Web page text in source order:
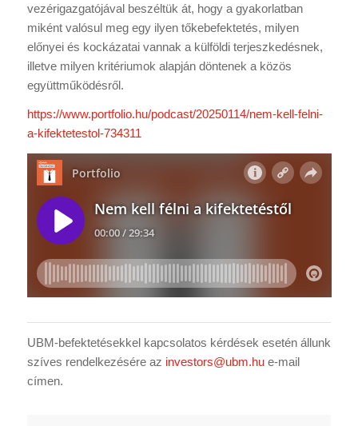
vezérigazgatójával beszéltük át, hogy a gyakorlatban
miként valósul meg egy ilyen tőkebefektetés, milyen
előnyei és kockázatai vannak a külföldi terjeszkedésnek,
illetve milyen kritériumok alapján döntenek a közös
együttműködésről.
https://www.portfolio.hu/podcast/20250114/nem-kell-felni-
a-kifektetestol-734311
UBM-befektetésekkel kapcsolatos kérdések esetén állunk
szíves rendelkezésére az investors@ubm.hue-mail
címen.